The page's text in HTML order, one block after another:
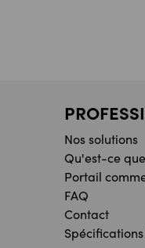
Nos solutions
Qu'est-ce
Portail
FAQ
Contact